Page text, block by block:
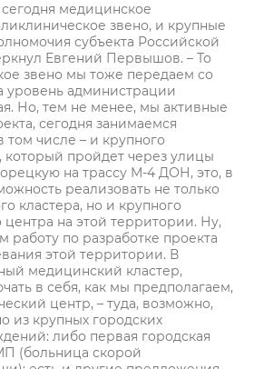
медицинское
звено, и крупные
субъекта Российской
Евгений Первышов. – То
звено мы тоже передаем со
уровень администрации
Но, тем не менее, мы активные
сегодня занимаемся
числе – и крупного
который пройдет через улицы
на трассу М-4 ДОН, это, в
реализовать не только
кластера, но и крупного
на этой территории. Ну,
работу по разработке проекта
этой территории. В
медицинский кластер,
в себя, как мы предполагаем,
центр, – туда, возможно,
из крупных городских
либо первая городская
(больница скорой